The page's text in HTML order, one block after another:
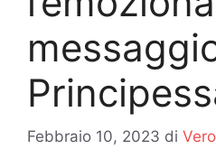
Febbraio 10, 2023 di